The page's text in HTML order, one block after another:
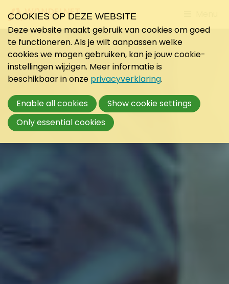
to
COOKIES OP DEZE WEBSITE
Deze website maakt gebruik van cookies om goed
te functioneren. Als je wilt aanpassen welke
cookies we mogen gebruiken, kan je jouw cookie-
instellingen wijzigen. Meer informatie is
beschikbaar in onze privacyverklaring.
Enable all cookies
Show cookie settings
Only essential cookies